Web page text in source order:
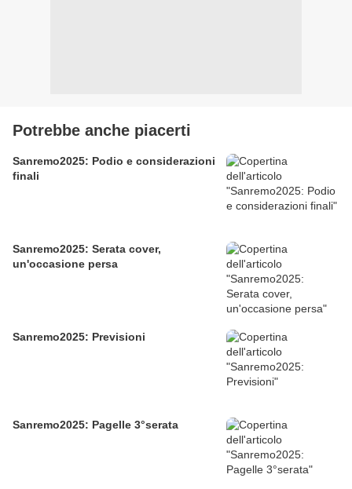
Potrebbe anche piacerti
Sanremo2025: Podio e considerazioni
finali
Sanremo2025: Serata cover,
un'occasione persa
Sanremo2025: Previsioni
Sanremo2025: Pagelle 3°serata